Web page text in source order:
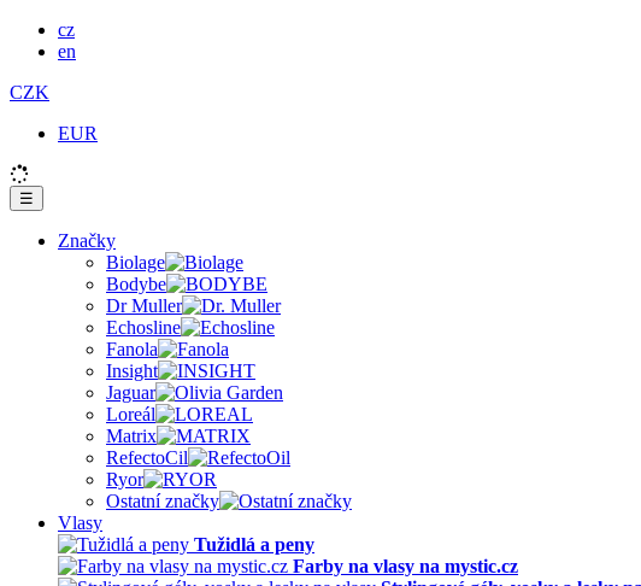
cz
en
CZK
EUR
☰
Značky
Biolage
Bodybe
Dr Muller
Echosline
Fanola
Insight
Jaguar
Loreál
Matrix
RefectoCil
Ryor
Ostatní značky
Vlasy
Tužidlá a peny
Farby na vlasy na mystic.cz